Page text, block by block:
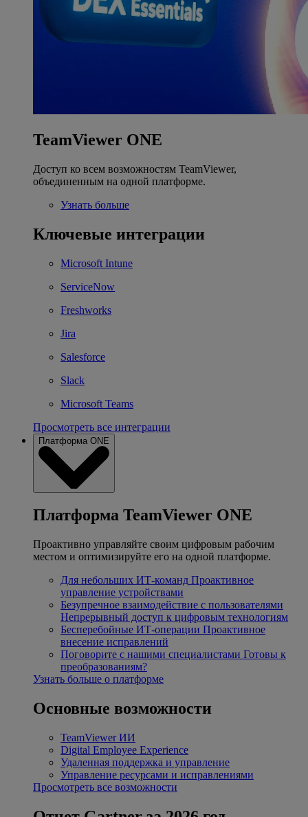
TeamViewer ONE
Доступ ко всем возможностям TeamViewer,
объединенным на одной платформе.
Узнать больше
Ключевые интеграции
Microsoft Intune
ServiceNow
Freshworks
Jira
Salesforce
Slack
Microsoft Teams
Просмотреть все интеграции
Платформа ONE
Платформа TeamViewer ONE
Проактивно управляйте своим цифровым рабочим
местом и оптимизируйте его на одной платформе.
Для небольших ИТ-команд Проактивное
управление устройствами
Безупречное взаимодействие с пользователями
Непрерывный доступ к цифровым технологиям
Бесперебойные ИТ-операции Проактивное
внесение исправлений
Поговорите с нашими специалистами Готовы к
преобразованиям?
Узнать больше о платформе
Основные возможности
TeamViewer ИИ
Digital Employee Experience
Удаленная поддержка и управление
Управление ресурсами и исправлениями
Просмотреть все возможности